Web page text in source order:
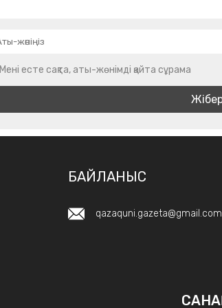
Мені есте сақта, аты-жөнімді қайта сұрама
БАЙЛАНЫС
qazaquni.gazeta@gmail.com
САНАҚ